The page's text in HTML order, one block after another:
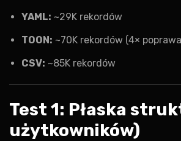
YAML: ~29K rekordów
TOON: ~70K rekordów (4×
CSV: ~85K rekordów
Test 1: Płaska
użytkowników)